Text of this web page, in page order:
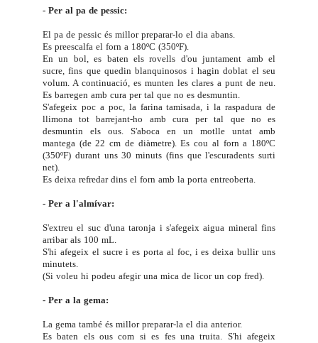
- Per al pa de pessic:
El pa de pessic és millor preparar-lo el dia abans.
Es preescalfa el forn a 180ºC (350ºF).
En un bol, es baten els rovells d'ou juntament amb el
sucre, fins que quedin blanquinosos i hagin doblat el seu
volum. A continuació, es munten les clares a punt de neu.
Es barregen amb cura per tal que no es desmuntin.
S'afegeix poc a poc, la farina tamisada, i la raspadura de
llimona tot barrejant-ho amb cura per tal que no es
desmuntin els ous. S'aboca en un motlle untat amb
mantega (de 22 cm de diàmetre). Es cou al forn a 180ºC
(350ºF) durant uns 30 minuts (fins que l'escuradents surti
net).
Es deixa refredar dins el forn amb la porta entreoberta.
- Per a l'almívar:
S'extreu el suc d'una taronja i s'afegeix aigua mineral fins
arribar als 100 mL.
S'hi afegeix el sucre i es porta al foc, i es deixa bullir uns
minutets.
(Si voleu hi podeu afegir una mica de licor un cop fred).
- Per a la gema:
La gema també és millor preparar-la el dia anterior.
Es baten els ous com si es fes una truita. S'hi afegeix